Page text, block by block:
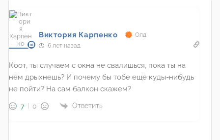
Виктория Карпенко
Олд
6 лет назад
Коот, ты случаем с окна не свалишься, пока ты на
нём дрыхнешь? И почему бы тобе ещё куды-нибудь
не пойти? На сам балкон скажем?
7 0 Ответить